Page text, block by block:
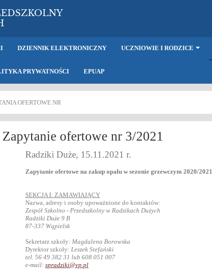
DZIENNIK ELEKTRONICZNY UCZNIOWIE I RODZICE
PRYWATNOŚCI EPUAP
OFERTOWE NR
Zapytanie ofertowe nr 3/2021
Radziki Duże, 15.11.2021 r.
Zapytanie ofertowe na zakup opału w sezonie grzewczym 2020/2021
SEKCJA I: ZAMAWIAJĄCY
Nazwa, adresy i osoby upoważnione do kontaktów:
Zespół Szkolno - Przedszkolny w Radzikach Dużych
Radziki Duże 9 B
87-337 Wąpielsk
Sekretarz szkoły: Magdalena Borowska
Dyrektor szkoły: Leszek Stefański
tel. 56 49 382 31 lub 608 051 007
e-mail: spradziki@vp.pl